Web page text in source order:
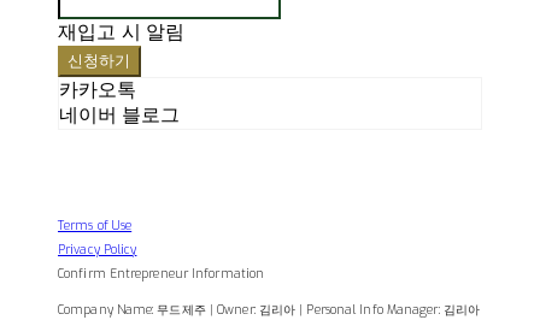
재입고 시 알림
신청하기
카카오톡
네이버 블로그
Terms of Use
Privacy Policy
Confirm Entrepreneur Information
Company Name: 무드제주 | Owner: 김리아 | Personal Info Manager: 김리아